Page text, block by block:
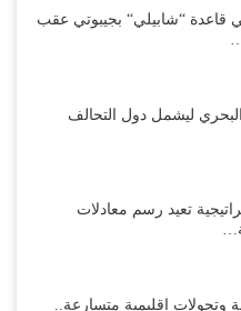
قاعدة “شابيلي“ بجيبوتي عقب
ليشمل دول التحالف
تعيد رسم معادلات
إقليمية متسارعة..